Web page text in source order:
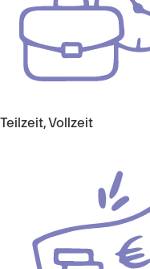
Teilzeit, Vollzeit